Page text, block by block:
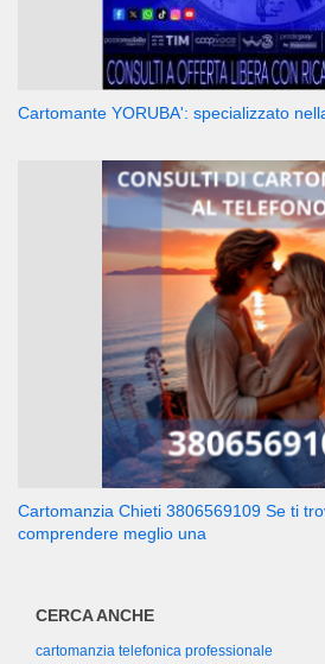
Cartomante YORUBA': specializzato
Cartomanzia Chieti 3806569109 Se ti
comprendere meglio una
CERCA ANCHE
cartomanzia telefonica professionale